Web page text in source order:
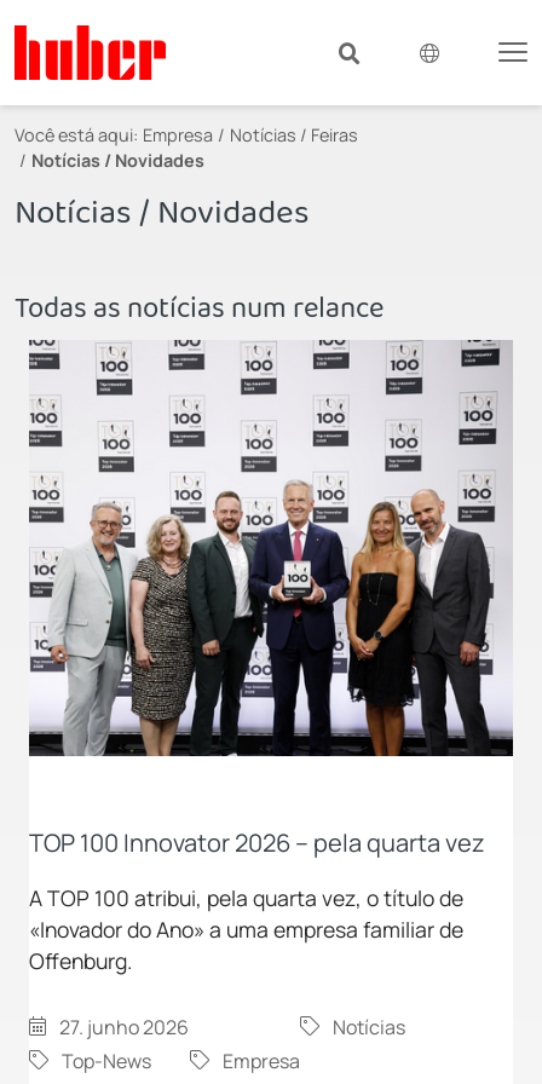
Você está aqui: Empresa
Notícias / Feiras
Notícias / Novidades
Notícias / Novidades
Todas as notícias num relance
TOP 100 Innovator 2026 – pela quarta vez
A TOP 100 atribui, pela quarta vez, o título de
«Inovador do Ano» a uma empresa familiar de
Offenburg.
27. junho 2026
Notícias
Top-News
Empresa